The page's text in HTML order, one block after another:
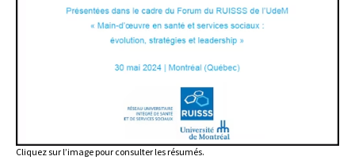
Cliquez sur l’image pour consulter les résumés.